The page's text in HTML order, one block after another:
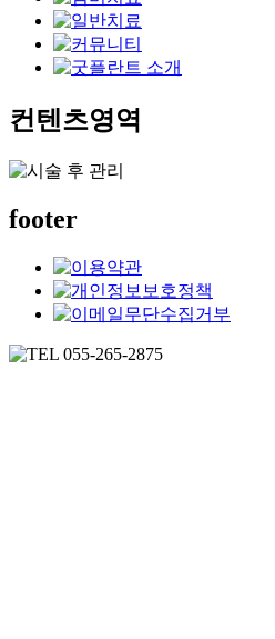
컨텐츠영역
footer